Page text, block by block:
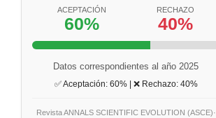
ACEPTACIÓN
60%
RECHAZO
40%
Datos correspondientes al año 2025
✅ Aceptación: 60% | ❌ Rechazo: 40%
Revista ANNALS SCIENTIFIC EVOLUTION (ASCE)·